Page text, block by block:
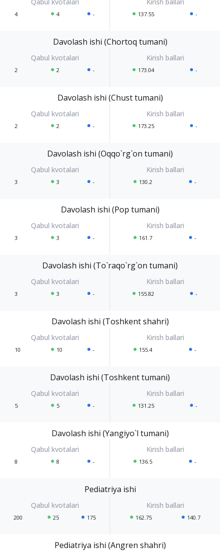
4 4 - 137.55 -
Davolash ishi (Chortoq tumani)
2 2 - 173.04 -
Davolash ishi (Chust tumani)
2 2 - 173.25 -
Davolash ishi (Oqqo`rg`on tumani)
3 3 - 130.2 -
Davolash ishi (Pop tumani)
3 3 - 161.7 -
Davolash ishi (To`raqo`rg`on tumani)
3 3 - 155.82 -
Davolash ishi (Toshkent shahri)
10 10 - 155.4 -
Davolash ishi (Toshkent tumani)
5 5 - 131.25 -
Davolash ishi (Yangiyo`l tumani)
8 8 - 136.5 -
Pediatriya ishi
200 25 175 162.75 140.7
Pediatriya ishi (Angren shahri)